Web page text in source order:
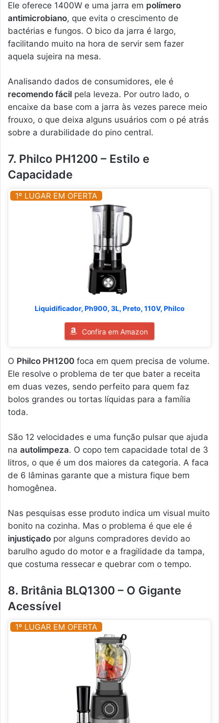
Ele oferece 1400W e uma jarra em polímero
antimicrobiano, que evita o crescimento de
bactérias e fungos. O bico da jarra é largo,
facilitando muito na hora de servir sem fazer
aquela sujeira na mesa.
Analisando dados de consumidores, ele é
recomendo fácil pela leveza. Por outro lado, o
encaixe da base com a jarra às vezes parece meio
frouxo, o que deixa alguns usuários com o pé atrás
sobre a durabilidade do pino central.
7. Philco PH1200 – Estilo e
Capacidade
1º LUGAR EM OFERTA
Liquidificador, Ph900, 3L, Preto, 110V, Philco
Confira em Amazon
O Philco PH1200 foca em quem precisa de volume.
Ele resolve o problema de ter que bater a receita
em duas vezes, sendo perfeito para quem faz
bolos grandes ou tortas líquidas para a família
toda.
São 12 velocidades e uma função pulsar que ajuda
na autolimpeza. O copo tem capacidade total de 3
litros, o que é um dos maiores da categoria. A faca
de 6 lâminas garante que a mistura fique bem
homogênea.
Nas pesquisas esse produto indica um visual muito
bonito na cozinha. Mas o problema é que ele é
injustiçado por alguns compradores devido ao
barulho agudo do motor e a fragilidade da tampa,
que costuma ressecar e quebrar com o tempo.
8. Britânia BLQ1300 – O Gigante
Acessível
1º LUGAR EM OFERTA